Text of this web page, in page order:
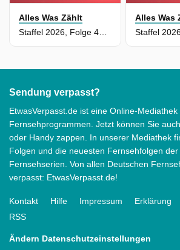
Alles Was Zählt
Alles Was
Sendung verpasst?
EtwasVerpasst.de ist eine Online-
Fernsehprogrammen. Jetzt können Sie
oder Handy zappen. In unserer Mediathek
Folgen und die neuesten Fernsehfolgen der
Fernsehserien. Von allen Deutschen
verpasst: EtwasVerpasst.de!
Kontakt Hilfe Impressum Erklärung
RSS
Ändern Datenschutzeinstellungen